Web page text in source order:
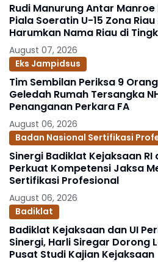
Rudi Manurung Antar
Piala Soeratin U-15 Zona
Harumkan Nama Riau di
August 07, 2026
Eks Jampidsus
Tim Sembilan Periksa 9 Orang
Geledah Rumah Tersangka NH
Penanganan Perkara FA
August 06, 2026
Badan Nasional Sertifikasi
Sinergi Badiklat Kejaksaan RI
Perkuat Kompetensi Jaksa
Sertifikasi Profesional
August 06, 2026
Badiklat
Badiklat Kejaksaan dan UI
Sinergi, Harli Siregar Dorong
Pusat Studi Kajian Kejaksaan